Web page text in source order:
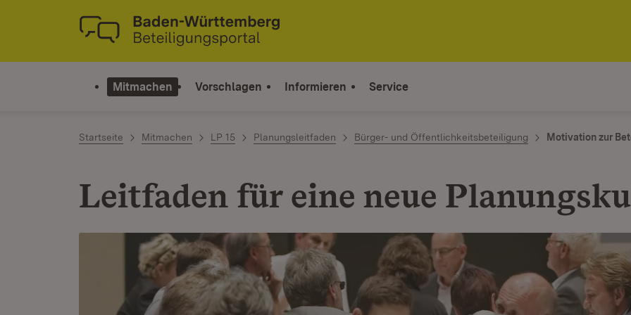
Zum Inhalt springen
Link zur Startseite
Mitmachen Vorschlagen Informieren Service
Startseite Mitmachen LP 15 Planungsleitfaden Bürger- und Öffentlichkeitsbeteiligung Motivation zur
Leitfaden für eine neue